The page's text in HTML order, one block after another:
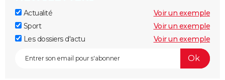
Actualité
Voir un exemple
Sport
Voir un exemple
Les dossiers d'actu
Voir un exemple